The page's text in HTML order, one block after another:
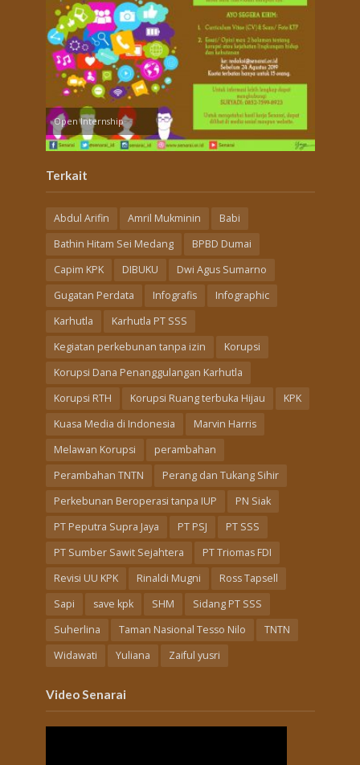
Open Internship
Terkait
Abdul Arifin Amril Mukminin
Babi
Bathin Hitam Sei Medang
BPBD Dumai
Capim KPK
DIBUKU
Dwi Agus Sumarno
Gugatan Perdata
Infografis
Infographic
Karhutla
Karhutla PT SSS
Kegiatan perkebunan tanpa izin
Korupsi
Korupsi Dana Penanggulangan Karhutla
Korupsi RTH
Korupsi Ruang terbuka Hijau
KPK
Kuasa Media di Indonesia
Marvin Harris
Melawan Korupsi
perambahan
Perambahan TNTN
Perang dan Tukang Sihir
Perkebunan Beroperasi tanpa IUP
PN Siak
PT Peputra Supra Jaya
PT PSJ
PT SSS
PT Sumber Sawit Sejahtera
PT Triomas FDI
Revisi UU KPK
Rinaldi Mugni
Ross Tapsell
Sapi
save kpk SHM
Sidang PT SSS
Suherlina
Taman Nasional Tesso Nilo
TNTN
Widawati
Yuliana Zaiful yusri
Video Senarai